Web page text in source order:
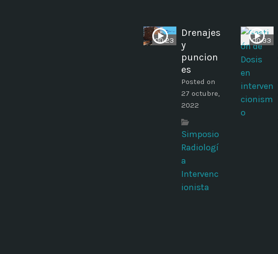
00:23
Drenajes
y
puncion
es
Posted on
27 octubre,
2022
Simposio
Radiologí
a
Intervenc
ionista
00:33